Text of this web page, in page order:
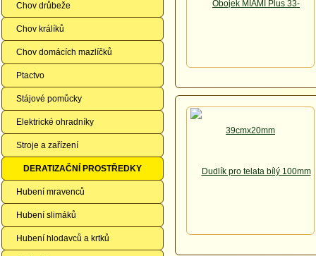
Chov drůbeže
Chov králíků
Chov domácích mazlíčků
Ptactvo
Stájové pomůcky
Elektrické ohradníky
Stroje a zařízení
DERATIZAČNÍ PROSTŘEDKY
Hubení mravenců
Hubení slimáků
Hubení hlodavců a krtků